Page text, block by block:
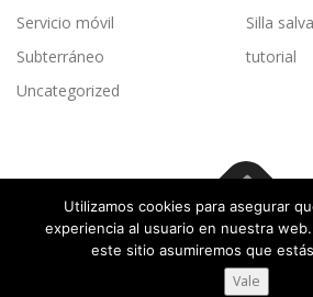
Servicio móvil
Silla
Subterráneo
tutorial
Uncategorized
Copyright © 2026 Elevadores
hecho por
Utilizamos cookies para asegurar
experiencia al usuario en nuestra
este sitio asumiremos que
Vale